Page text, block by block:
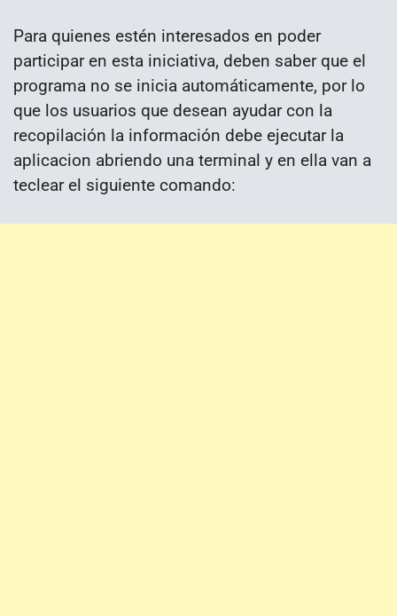
Para quienes estén interesados en poder
participar en esta iniciativa, deben saber que el
programa no se inicia automáticamente, por lo
que los usuarios que desean ayudar con la
recopilación la información debe ejecutar la
aplicacion abriendo una terminal y en ella van a
teclear el siguiente comando: